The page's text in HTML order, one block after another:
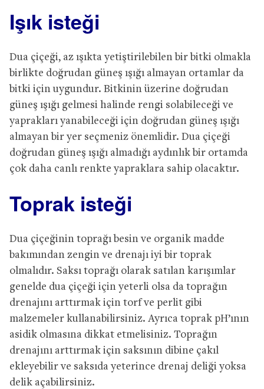
Işık isteği
Dua çiçeği, az ışıkta yetiştirilebilen bir bitki olmakla
birlikte doğrudan güneş ışığı almayan ortamlar da
bitki için uygundur. Bitkinin üzerine doğrudan
güneş ışığı gelmesi halinde rengi solabileceği ve
yaprakları yanabileceği için doğrudan güneş ışığı
almayan bir yer seçmeniz önemlidir. Dua çiçeği
doğrudan güneş ışığı almadığı aydınlık bir ortamda
çok daha canlı renkte yapraklara sahip olacaktır.
Toprak isteği
Dua çiçeğinin toprağı besin ve organik madde
bakımından zengin ve drenajı iyi bir toprak
olmalıdır. Saksı toprağı olarak satılan karışımlar
genelde dua çiçeği için yeterli olsa da toprağın
drenajını arttırmak için torf ve perlit gibi
malzemeler kullanabilirsiniz. Ayrıca toprak pH’ının
asidik olmasına dikkat etmelisiniz. Toprağın
drenajını arttırmak için saksının dibine çakıl
ekleyebilir ve saksıda yeterince drenaj deliği yoksa
delik açabilirsiniz.